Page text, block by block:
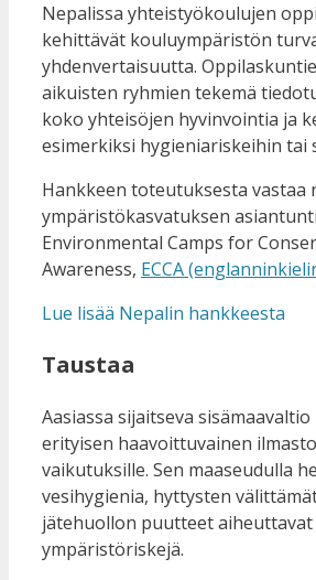
Nepalissa yhteistyökoulujen
kehittävät kouluympäristön
yhdenvertaisuutta.
aikuisten ryhmien tekemä
koko yhteisöjen hyvinvointia ja
esimerkiksi hygieniariskeihin tai
Hankkeen toteutuksesta vastaa
ympäristökasvatuksen
Environmental Camps for
Awareness, ECCA
Lue lisää Nepalin hankkeesta
Taustaa
Aasiassa sijaitseva
erityisen haavoittuvainen
vaikutuksille. Sen maaseudulla
vesihygienia, hyttysten
jätehuollon puutteet aiheuttavat
ympäristöriskejä.